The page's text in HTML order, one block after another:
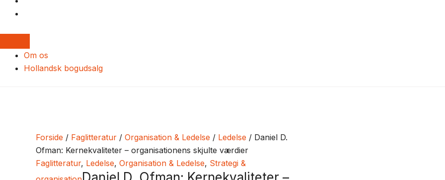
Om os
Hollandsk bogudsalg
Forside / Faglitteratur / Organisation & Ledelse / Ledelse / Daniel D.
Ofman: Kernekvaliteter – organisationens skjulte værdier
Faglitteratur, Ledelse, Organisation & Ledelse, Strategi &